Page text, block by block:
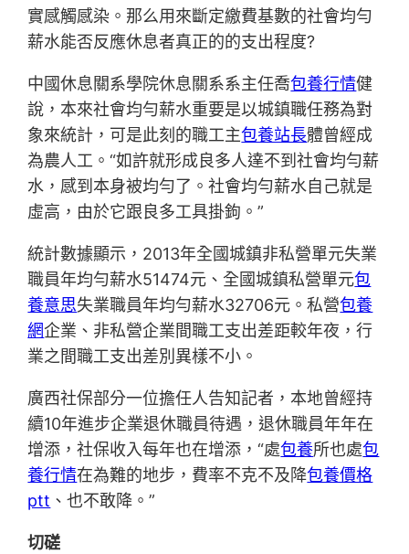
實感觸感染。那么用來斷定繳費基數的社會均勻
薪水能否反應休息者真正的的支出程度?
中國休息關系學院休息關系系主任喬包養行情健
說，本來社會均勻薪水重要是以城鎮職任務為對
象來統計，可是此刻的職工主包養站長體曾經成
為農人工。“如許就形成良多人達不到社會均勻薪
水，感到本身被均勻了。社會均勻薪水自己就是
虛高，由於它跟良多工具掛鉤。”
統計數據顯示，2013年全國城鎮非私營單元失業
職員年均勻薪水51474元、全國城鎮私營單元包
養意思失業職員年均勻薪水32706元。私營包養
網企業、非私營企業間職工支出差距較年夜，行
業之間職工支出差別異樣不小。
廣西社保部分一位擔任人告知記者，本地曾經持
續10年進步企業退休職員待遇，退休職員年年在
增添，社保收入每年也在增添，“處包養所也處包
養行情在為難的地步，費率不克不及降包養價格
ptt 、也不敢降。”
切磋